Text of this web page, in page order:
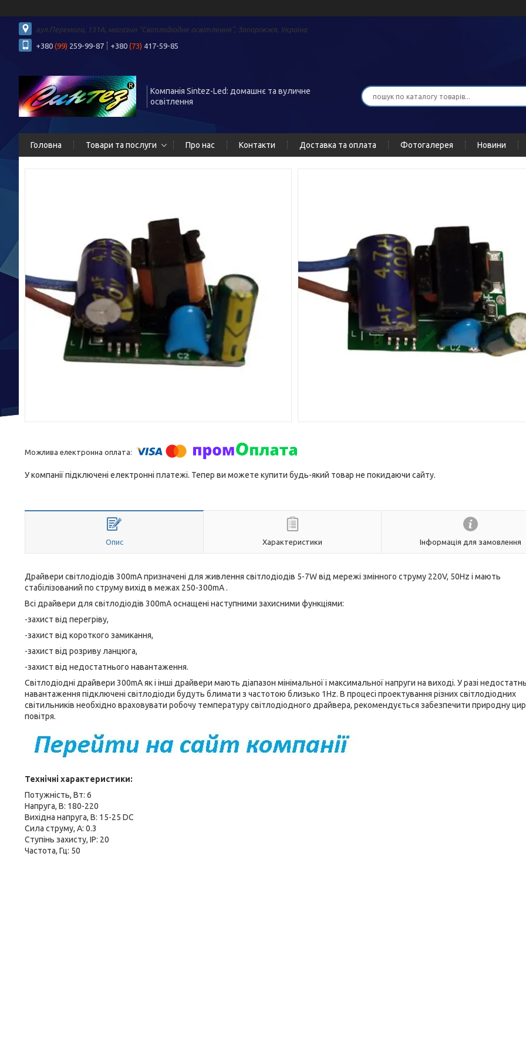
вул.Перемоги, 131А, магазин "Світлодіодне освітлення", Запоріжжя, Україна
+380 (99) 259-99-87 +380 (73) 417-59-85
Компанія Sintez-Led: домашнє та вуличне
освітлення
Головна Товари та послуги Про нас Контакти Доставка та оплата Фотогалерея Новини
У компанії підключені електронні платежі. Тепер ви можете купити будь-який товар не покидаючи сайту.
Опис Характеристики Інформація для замовлення
Драйвери світлодіодів 300mA призначені для живлення світлодіодів 5-7W від мережі змінного струму 220V, 50Hz і мають
стабілізований по струму вихід в межах 250-300mA .
Всі драйвери для світлодіодів 300mA оснащені наступними захисними функціями:
-захист від перегріву,
-захист від короткого замикання,
-захист від розриву ланцюга,
-захист від недостатнього навантаження.
Світлодіодні драйвери 300mA як і інші драйвери мають діапазон мінімальної і максимальної напруги на виході. У разі
навантаження підключені світлодіоди будуть блимати з частотою близько 1Hz. В процесі проектування різних світлодіодних
світильників необхідно враховувати робочу температуру світлодіодного драйвера, рекомендується забезпечити природну
повітря.
Технічні характеристики:
Потужність, Вт: 6
Напруга, В: 180-220
Вихідна напруга, В: 15-25 DC
Сила струму, А: 0.3
Ступінь захисту, IP: 20
Частота, Гц: 50